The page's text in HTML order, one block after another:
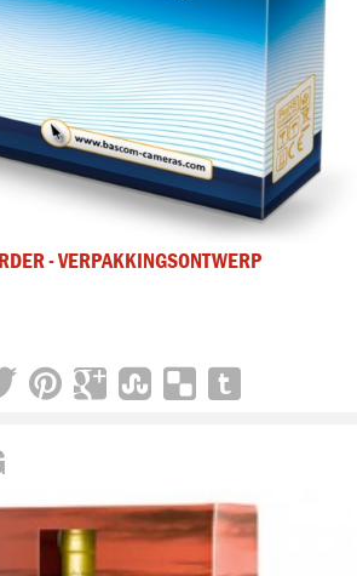
- VERPAKKINGSONTWERP